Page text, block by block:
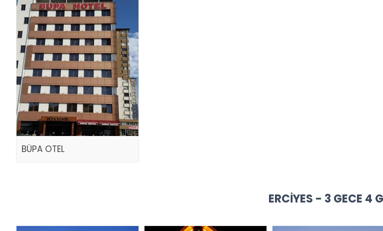
BÜPA OTEL
ERCIYES - 3 GECE 4